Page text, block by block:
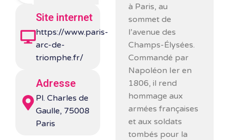
Site internet
https://www.paris-
arc-de-
triomphe.fr/
Adresse
Pl. Charles de
Gaulle, 75008
Paris
à Paris, au
sommet de
l’avenue des
Champs-Élysées.
Commandé par
Napoléon Ier en
1806, il rend
hommage aux
armées françaises
et aux soldats
tombés pour la